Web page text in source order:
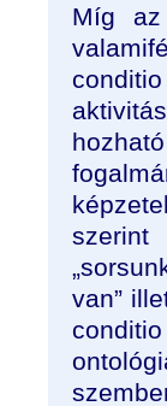
Míg az
szerint
van”